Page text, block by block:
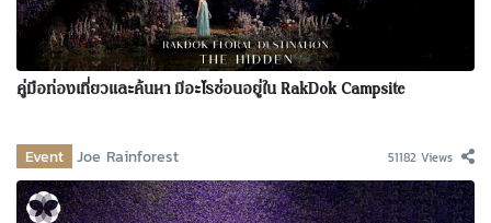
คู่มือท่องเที่ยวและค้นหา มีอะไรซ่อนอยู่ใน RakDok Campsite
Event Joe Rainforest 51182 Views